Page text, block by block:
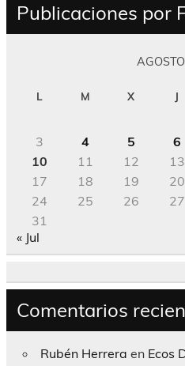
Publicaciones por
L M X J
3
4 5 6
10
11 12 13
17
18 19 20
24
25 26 27
31
« Jul
Comentarios
Rubén Herrera en Ecos